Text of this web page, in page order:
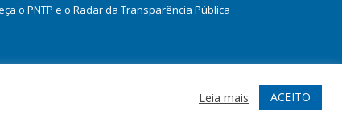
o PNTP e o Radar da Transparência Pública
Acessar Webmail
Leia mais ACEITO